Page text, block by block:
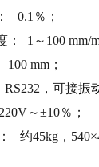
0.1％；
1～100 mm/
mm；
，可接振
～±10％；
约45kg，